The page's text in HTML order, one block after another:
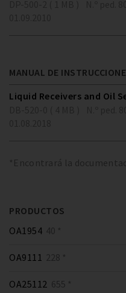
MANUAL DE
Liquid Receivers and Oil
*Encontrará la
PRODUCTOS
OA1954 40 *
OA9111 228 *
OA25112 655 *